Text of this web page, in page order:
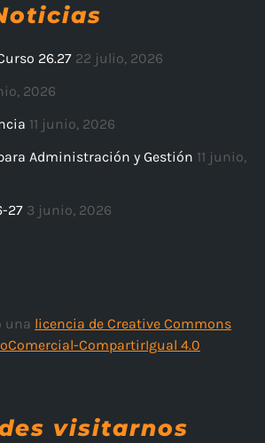
26.27 22 julio, 2026
2026
11 junio, 2026
Administración y Gestión 11 junio,
27 3 junio, 2026
una licencia de Creative Commons
CompartirIgual 4.0
visitarnos